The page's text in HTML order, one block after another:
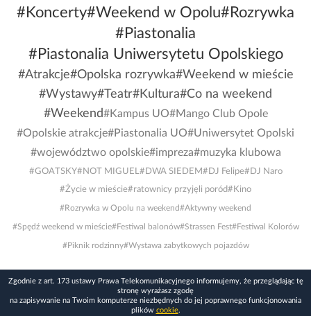
#Koncerty#Weekend w Opolu#Rozrywka
#Piastonalia
#Piastonalia Uniwersytetu Opolskiego
#Atrakcje#Opolska rozrywka#Weekend w mieście
#Wystawy#Teatr#Kultura#Co na weekend
#Weekend#Kampus UO#Mango Club Opole
#Opolskie atrakcje#Piastonalia UO#Uniwersytet Opolski
#województwo opolskie#impreza#muzyka klubowa
#GOATSKY#NOT MIGUEL #DWA SIEDEM#DJ Felipe#DJ Naro
#Życie w mieście#ratownicy przyjęli poród#Kino
#Rozrywka w Opolu na weekend#Aktywny weekend
#Spędź weekend w mieście#Festiwal balonów#Strassen Fest#Festiwal Kolorów
#Piknik rodzinny#Wystawa zabytkowych pojazdów
Zgodnie z art. 173 ustawy Prawa Telekomunikacyjnego informujemy, że przeglądając tę
stronę wyrażasz zgodę
na zapisywanie na Twoim komputerze niezbędnych do jej poprawnego funkcjonowania
plików cookie.